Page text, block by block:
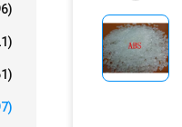
(96)
(21)
(61)
(97)